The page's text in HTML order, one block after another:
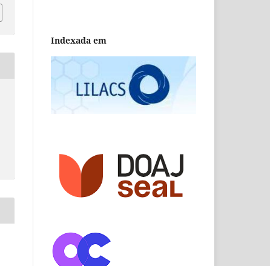
Indexada em